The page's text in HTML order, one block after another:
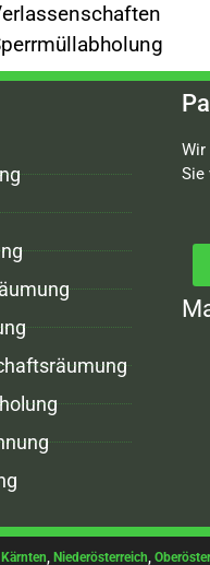
Wir
Sie
Kärnten Niederösterreich